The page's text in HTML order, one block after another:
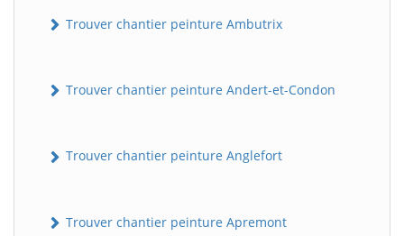
Trouver chantier peinture Ambutrix
Trouver chantier peinture Andert-et-Condon
Trouver chantier peinture Anglefort
Trouver chantier peinture Apremont